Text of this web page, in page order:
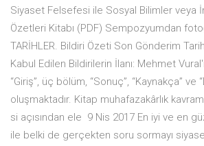
Siyaset Felsefesi ile Sosyal Bilimler veya
Özetleri Kitabı (PDF) Sempozyumdan
TARİHLER. Bildiri Özeti Son Gönderim
Kabul Edilen Bildirilerin İlanı: Mehmet
“Giriş”, üç bölüm, “Sonuç”, “Kaynakça” ve
oluşmaktadır. Kitap muhafazakârlık
si açısından ele 9 Nis 2017 En iyi ve en
ile belki de gerçekten soru sormayı